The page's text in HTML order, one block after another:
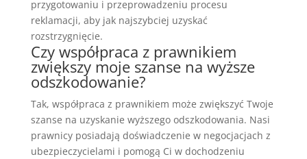
przygotowaniu i przeprowadzeniu procesu
reklamacji, aby jak najszybciej uzyskać
rozstrzygnięcie.
Czy współpraca z prawnikiem
zwiększy moje szanse na wyższe
odszkodowanie?
Tak, współpraca z prawnikiem może zwiększyć Twoje
szanse na uzyskanie wyższego odszkodowania. Nasi
prawnicy posiadają doświadczenie w negocjacjach z
ubezpieczycielami i pomogą Ci w dochodzeniu